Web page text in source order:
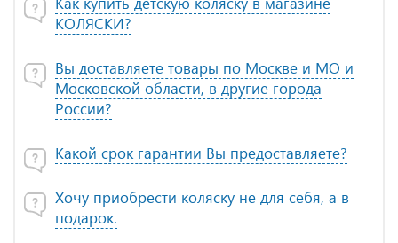
КОЛЯСКИ?
Вы доставляете товары по Москве и МО и
Московской области, в другие города
России?
Какой срок гарантии Вы предоставляете?
Хочу приобрести коляску не для себя, а в
подарок.